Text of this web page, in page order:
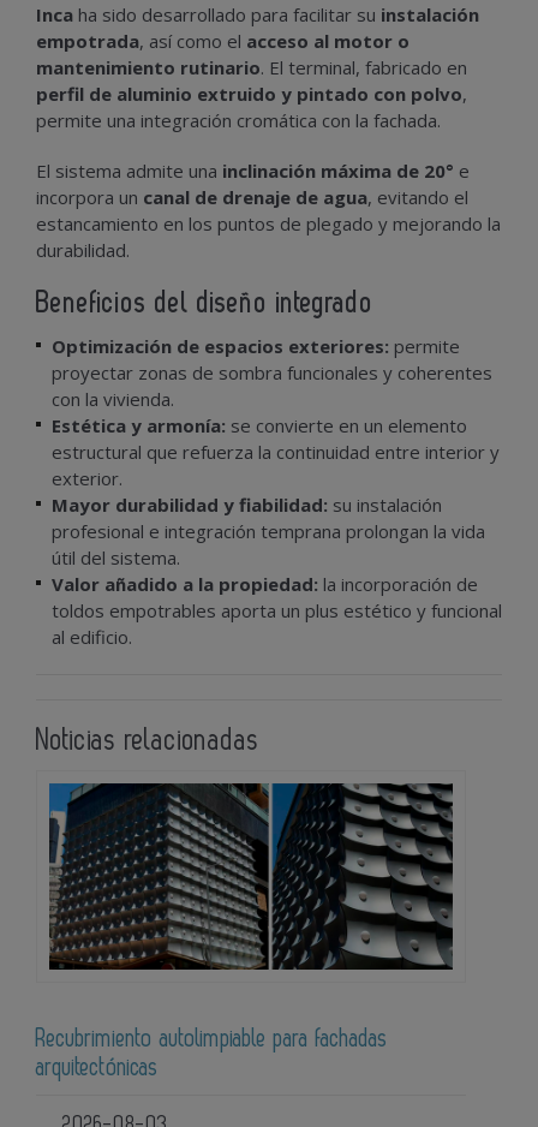
Inca ha sido desarrollado para facilitar su instalación
empotrada, así como el acceso al motor o
mantenimiento rutinario. El terminal, fabricado en
perfil de aluminio extruido y pintado con polvo,
permite una integración cromática con la fachada.
El sistema admite una inclinación máxima de 20° e
incorpora un canal de drenaje de agua, evitando el
estancamiento en los puntos de plegado y mejorando la
durabilidad.
Beneficios del diseño integrado
Optimización de espacios exteriores: permite
proyectar zonas de sombra funcionales y coherentes
con la vivienda.
Estética y armonía: se convierte en un elemento
estructural que refuerza la continuidad entre interior y
exterior.
Mayor durabilidad y fiabilidad: su instalación
profesional e integración temprana prolongan la vida
útil del sistema.
Valor añadido a la propiedad: la incorporación de
toldos empotrables aporta un plus estético y funcional
al edificio.
Noticias relacionadas
Recubrimiento autolimpiable para fachadas
arquitectónicas